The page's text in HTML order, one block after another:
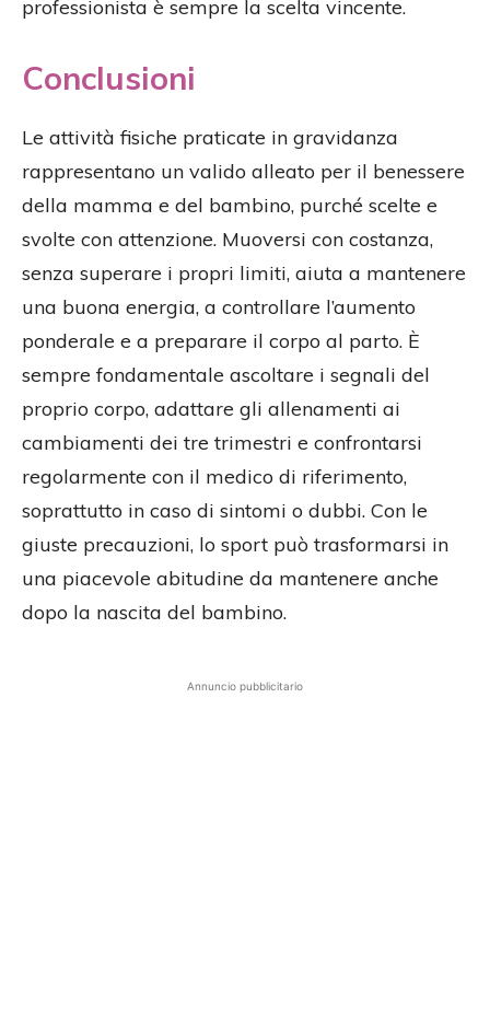
professionista è sempre la scelta vincente.
Conclusioni
Le attività fisiche praticate in gravidanza
rappresentano un valido alleato per il benessere
della mamma e del bambino, purché scelte e
svolte con attenzione. Muoversi con costanza,
senza superare i propri limiti, aiuta a mantenere
una buona energia, a controllare l’aumento
ponderale e a preparare il corpo al parto. È
sempre fondamentale ascoltare i segnali del
proprio corpo, adattare gli allenamenti ai
cambiamenti dei tre trimestri e confrontarsi
regolarmente con il medico di riferimento,
soprattutto in caso di sintomi o dubbi. Con le
giuste precauzioni, lo sport può trasformarsi in
una piacevole abitudine da mantenere anche
dopo la nascita del bambino.
Annuncio pubblicitario